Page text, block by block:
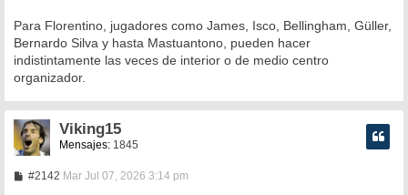
Para Florentino, jugadores como James, Isco, Bellingham, Güller,
Bernardo Silva y hasta Mastuantono, pueden hacer
indistintamente las veces de interior o de medio centro
organizador.
Viking15
Mensajes: 1845
#2142MMar Jul 07, 2026 3:14 pm